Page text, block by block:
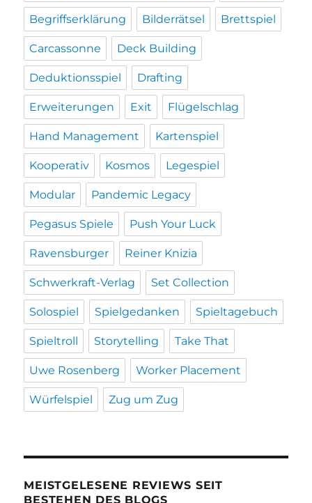
Begriffserklärung Bilderrätsel Brettspiel
Carcassonne Deck Building
Deduktionsspiel Drafting
Erweiterungen Exit Flügelschlag
Hand Management Kartenspiel
Kooperativ Kosmos Legespiel
Modular Pandemic Legacy
Pegasus Spiele Push Your Luck
Ravensburger Reiner Knizia
Schwerkraft-Verlag Set Collection
Solospiel Spielgedanken Spieltagebuch
Spieltroll Storytelling Take That
Uwe Rosenberg Worker Placement
Würfelspiel Zug um Zug
MEISTGELESENE REVIEWS SEIT
BESTEHEN DES BLOGS